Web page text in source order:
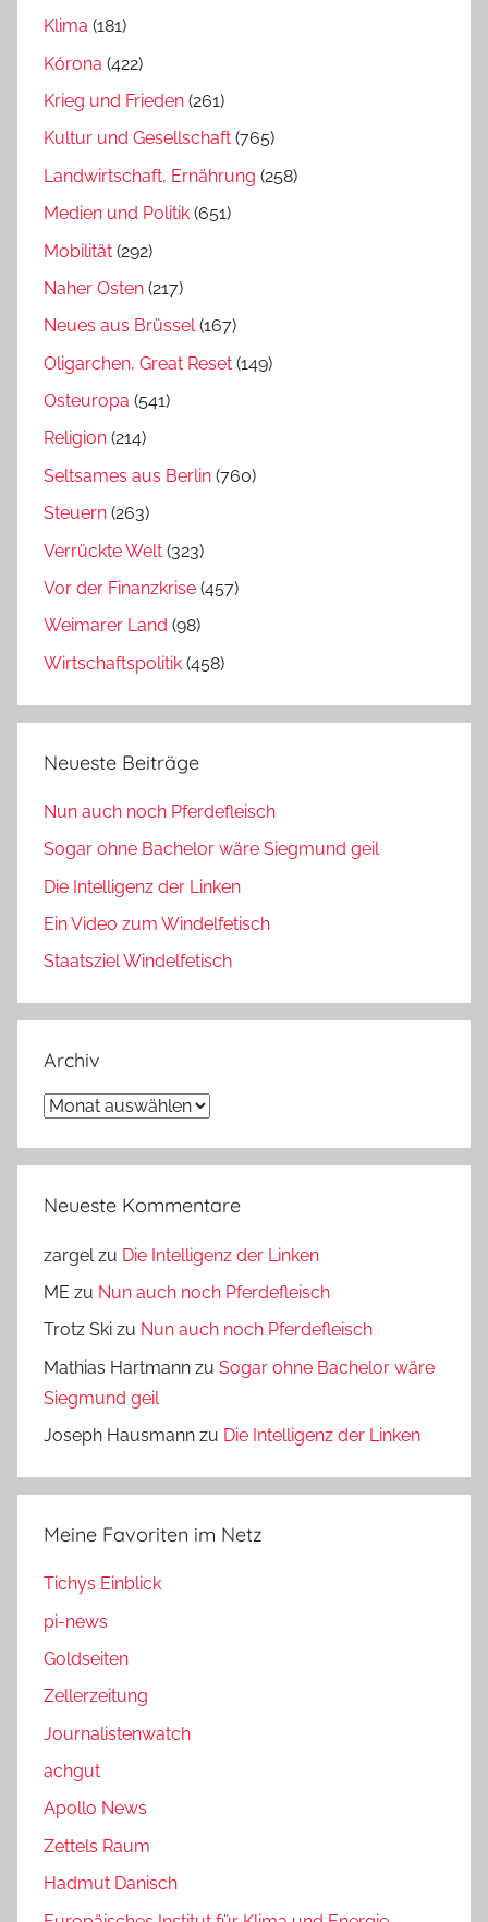
Klima (181)
Kórona (422)
Krieg und Frieden (261)
Kultur und Gesellschaft (765)
Landwirtschaft, Ernährung (258)
Medien und Politik (651)
Mobilität (292)
Naher Osten (217)
Neues aus Brüssel(167)
Oligarchen, Great Reset (149)
Osteuropa (541)
Religion (214)
Seltsames aus Berlin (760)
Steuern (263)
Verrückte Welt (323)
Vor der Finanzkrise (457)
Weimarer Land (98)
Wirtschaftspolitik (458)
Neueste Beiträge
Nun auch noch Pferdefleisch
Sogar ohne Bachelor wäre Siegmund geil
Die Intelligenz der Linken
Ein Video zum Windelfetisch
Staatsziel Windelfetisch
Archiv
Archiv
Neueste Kommentare
zargel zu Die Intelligenz der Linken
ME zu Nun auch noch Pferdefleisch
Trotz Ski zu Nun auch noch Pferdefleisch
Mathias Hartmann zu Sogar ohne Bachelor wäre
Siegmund geil
Joseph Hausmann zu Die Intelligenz der Linken
Meine Favoriten im Netz
Tichys Einblick
pi-news
Goldseiten
Zellerzeitung
Journalistenwatch
achgut
Apollo News
Zettels Raum
Hadmut Danisch